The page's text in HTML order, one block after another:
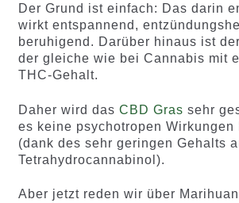
Der Grund ist einfach: Das darin
wirkt entspannend,
beruhigend. Darüber hinaus ist
der gleiche wie bei Cannabis mit
THC-Gehalt.
Daher wird das CBD Gras sehr
es keine psychotropen Wirkungen
(dank des sehr geringen Gehalts
Tetrahydrocannabinol).
Aber jetzt reden wir über